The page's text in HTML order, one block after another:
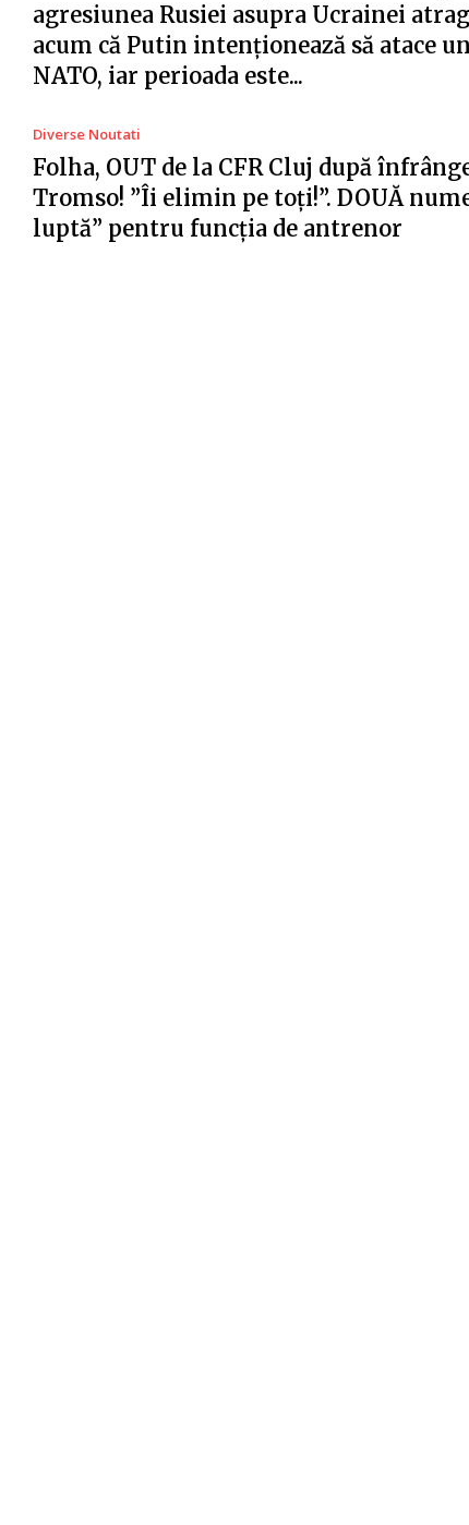
agresiunea Rusiei asupra Ucrainei
acum că Putin intenționează să atace
NATO, iar perioada este...
Diverse Noutati
Folha, OUT de la CFR Cluj după
Tromso! ”Îi elimin pe toți!”. DOUĂ
luptă” pentru funcția de antrenor